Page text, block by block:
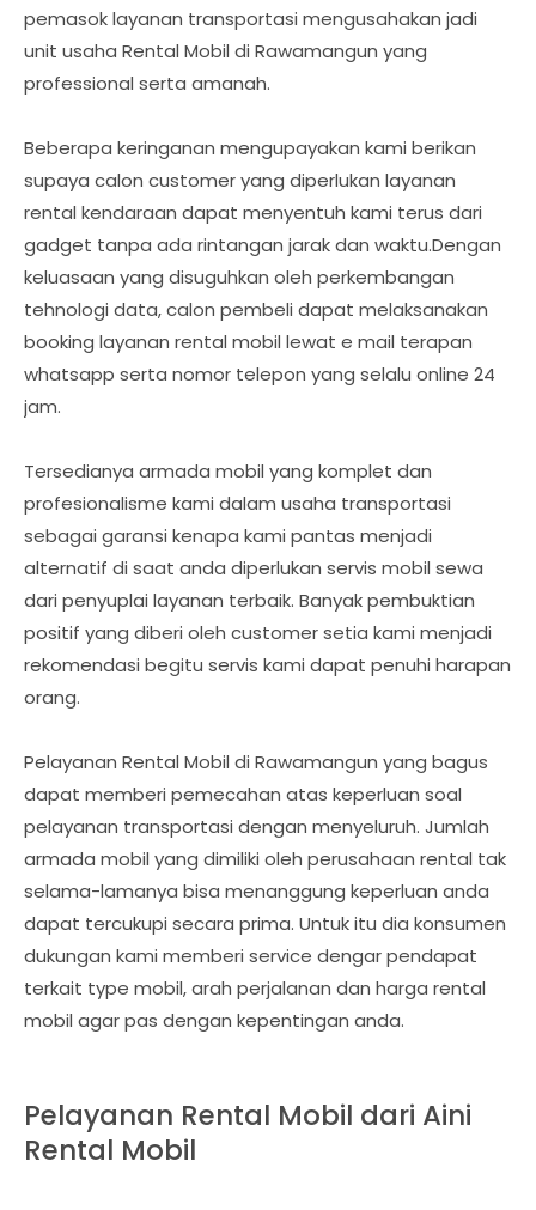
pemasok layanan transportasi mengusahakan jadi
unit usaha Rental Mobil di Rawamangun yang
professional serta amanah.
Beberapa keringanan mengupayakan kami berikan
supaya calon customer yang diperlukan layanan
rental kendaraan dapat menyentuh kami terus dari
gadget tanpa ada rintangan jarak dan waktu.Dengan
keluasaan yang disuguhkan oleh perkembangan
tehnologi data, calon pembeli dapat melaksanakan
booking layanan rental mobil lewat e mail terapan
whatsapp serta nomor telepon yang selalu online 24
jam.
Tersedianya armada mobil yang komplet dan
profesionalisme kami dalam usaha transportasi
sebagai garansi kenapa kami pantas menjadi
alternatif di saat anda diperlukan servis mobil sewa
dari penyuplai layanan terbaik. Banyak pembuktian
positif yang diberi oleh customer setia kami menjadi
rekomendasi begitu servis kami dapat penuhi harapan
orang.
Pelayanan Rental Mobil di Rawamangun yang bagus
dapat memberi pemecahan atas keperluan soal
pelayanan transportasi dengan menyeluruh. Jumlah
armada mobil yang dimiliki oleh perusahaan rental tak
selama-lamanya bisa menanggung keperluan anda
dapat tercukupi secara prima. Untuk itu dia konsumen
dukungan kami memberi service dengar pendapat
terkait type mobil, arah perjalanan dan harga rental
mobil agar pas dengan kepentingan anda.
Pelayanan Rental Mobil dari Aini
Rental Mobil